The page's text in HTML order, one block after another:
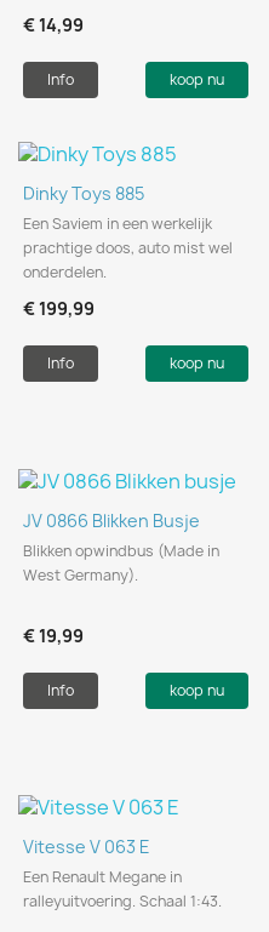
€ 14,99
Info koop nu
Dinky Toys 885
Een Saviem in een werkelijk
prachtige doos, auto mist wel
onderdelen.
€ 199,99
Info koop nu
JV 0866 Blikken Busje
Blikken opwindbus (Made in
West Germany).
€ 19,99
Info koop nu
Vitesse V 063 E
Een Renault Megane in
ralleyuitvoering. Schaal 1:43.